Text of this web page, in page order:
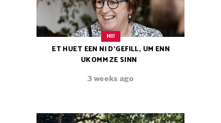
HI!
ET HUET EEN NI D’GEFILL, UM ENN
UKOMM ZE SINN
3 weeks ago